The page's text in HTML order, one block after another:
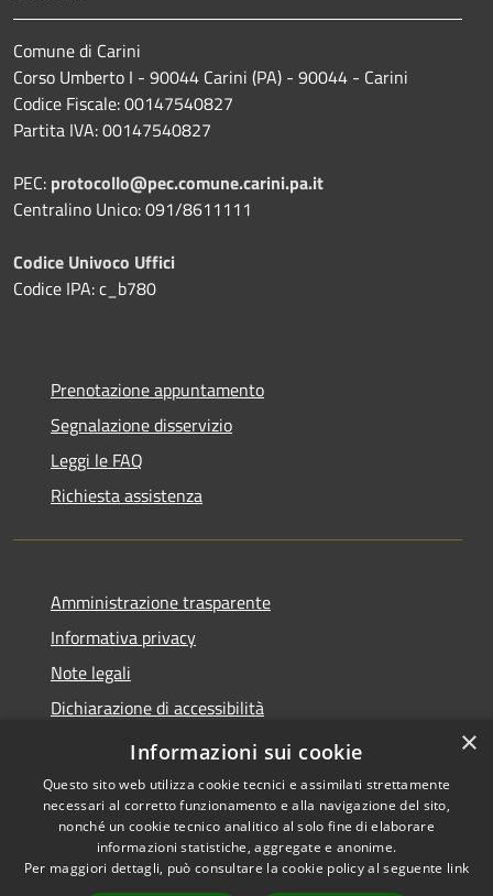
Comune di Carini
Corso Umberto I - 90044 Carini (PA) - 90044 - Carini
Codice Fiscale: 00147540827
Partita IVA: 00147540827
PEC: protocollo@pec.comune.carini.pa.it
Centralino Unico: 091/8611111
Codice Univoco Uffici
Codice IPA: c_b780
Prenotazione appuntamento
Segnalazione disservizio
Leggi le FAQ
Richiesta assistenza
Amministrazione trasparente
Informativa privacy
Note legali
Dichiarazione di accessibilità
Privacy e protezione dei dati
Accessibilità
Copyright © 2026 • Comune di
Carini • Powered by
×
Informazioni sui cookie
Questo sito web utilizza cookie tecnici e assimilati strettamente
necessari al corretto funzionamento e alla navigazione del sito,
nonché un cookie tecnico analitico al solo fine di elaborare
informazioni statistiche, aggregate e anonime.
Per maggiori dettagli, può consultare la cookie policy al seguente link